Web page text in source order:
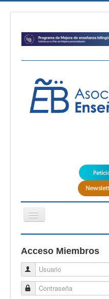
Cambiar
navegación
CertAcleB
Profesores Visitantes
Calidad
Acceso Miembros
Usuario
Contraseña